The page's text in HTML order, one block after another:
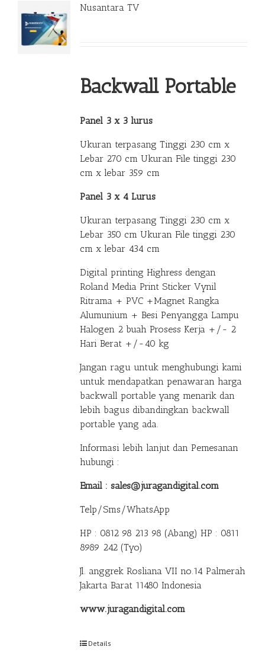
Nusantara TV
Backwall Portable
Panel 3 x 3 lurus
Ukuran terpasang Tinggi 230 cm x
Lebar 270 cm Ukuran File tinggi 230
cm x lebar 359 cm
Panel 3 x 4 Lurus
Ukuran terpasang Tinggi 230 cm x
Lebar 350 cm Ukuran File tinggi 230
cm x lebar 434 cm
Digital printing Highress dengan
Roland Media Print Sticker Vynil
Ritrama + PVC +Magnet Rangka
Alumunium + Besi Penyangga Lampu
Halogen 2 buah Prosess Kerja +/- 2
Hari Berat +/-40 kg
Jangan ragu untuk menghubungi kami
untuk mendapatkan penawaran harga
backwall portable yang menarik dan
lebih bagus dibandingkan backwall
portable yang ada.
Informasi lebih lanjut dan Pemesanan
hubungi :
Email : sales@juragandigital.com
Telp/Sms/WhatsApp
HP : 0812 98 213 98 (Abang) HP : 0811
8989 242 (Tyo)
Jl. anggrek Rosliana VII no.14 Palmerah
Jakarta Barat 11480 Indonesia
www.juragandigital.com
Details